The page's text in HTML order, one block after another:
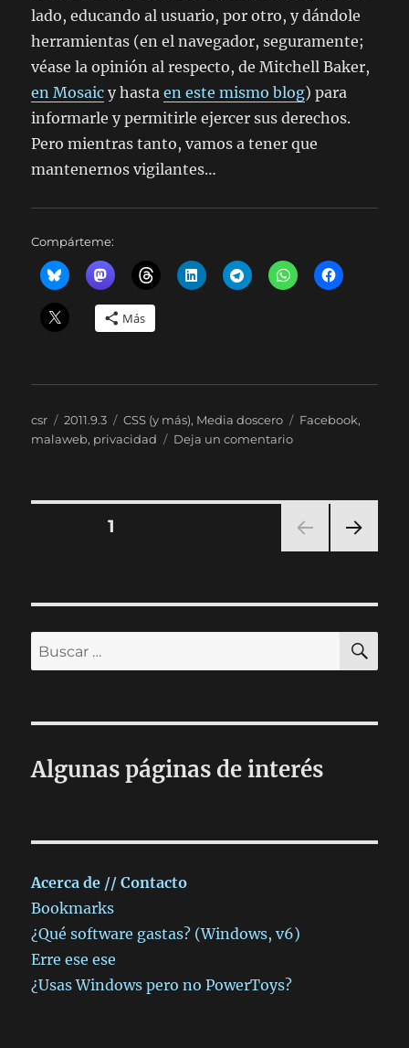
lado, educando al usuario, por otro, y dándole
herramientas (en el navegador, seguramente;
véase la opinión al respecto, de Mitchell Baker,
en Mosaic y hastaen este mismo blog) para
informarle y permitirle ejercer sus derechos.
Pero mientras tanto, vamos a tener que
mantenernos vigilantes…
Compárteme:
Más
Autor
csr
Publicado
el
2011.9.3 Categorías
CSS (y más), Media doscero Etiquetas
Facebook,
malaweb, privacidad Deja un comentarioen
redes
sociales,
más
de
información
Paginación
entradas
PÁGINA1
NA
Buscar
por:
Algunas páginas de interés
Acerca de // Contacto
Bookmarks
¿Qué software gastas? (Windows, v6)
Erre ese ese
¿Usas Windows pero no PowerToys?